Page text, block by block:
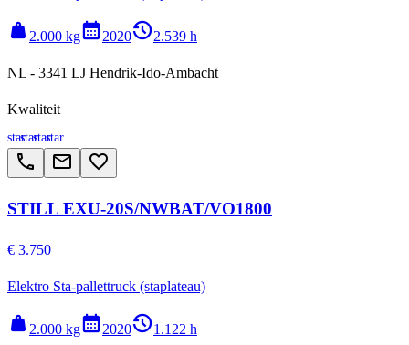
weight 2.000 kgcalendar_month2020history_22.539 h
NL - 3341 LJ Hendrik-Ido-Ambacht
Kwaliteit
starstarstarstar
call email favorite_border
STILL EXU-20S/NWBAT/VO1800
€ 3.750
Elektro Sta-pallettruck (staplateau)
weight 2.000 kgcalendar_month2020history_21.122 h